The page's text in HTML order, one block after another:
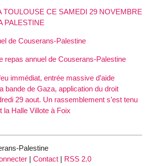
TOULOUSE CE SAMEDI 29 NOVEMBRE
PALESTINE
de Couserans-Palestine
repas annuel de Couserans-Palestine
immédiat, entrée massive d’aide
bande de Gaza, application du droit
29 aout. Un rassemblement s’est tenu
la Halle Villote à Foix
Palestine
| Contact | RSS 2.0